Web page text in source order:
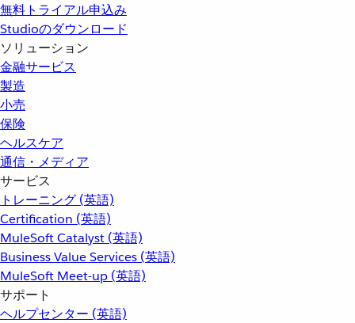
無料トライアル申込み
Studioのダウンロード
ソリューション
金融サービス
製造
小売
保険
ヘルスケア
通信・メディア
サービス
トレーニング (英語)
Certification (英語)
MuleSoft Catalyst (英語)
Business Value Services (英語)
MuleSoft Meet-up (英語)
サポート
ヘルプセンター (英語)